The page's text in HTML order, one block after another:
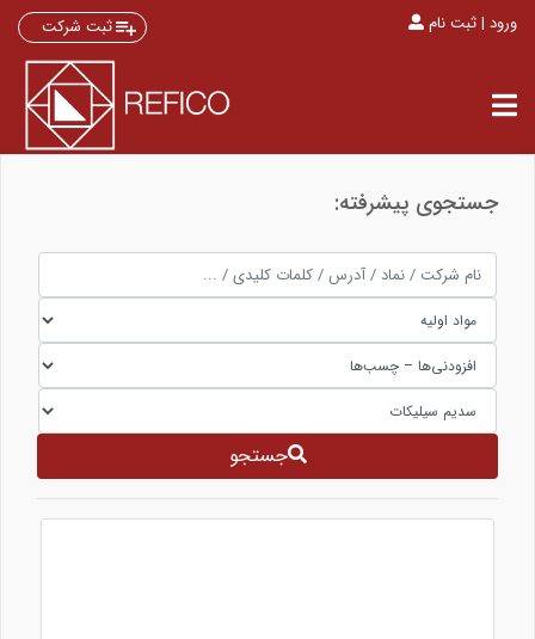
ورود | ثبت نام ثبت شرکت
جستجوی پیشرفته:
جستجو